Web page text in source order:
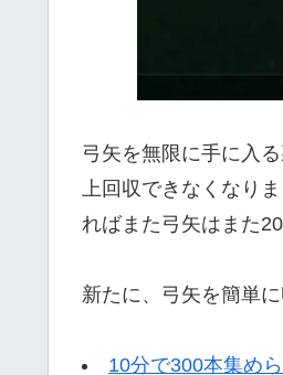
弓矢を無限に手に入
上回収できなくなり
ればまた弓矢はまた
新たに、弓矢を簡単
10分で300本集め